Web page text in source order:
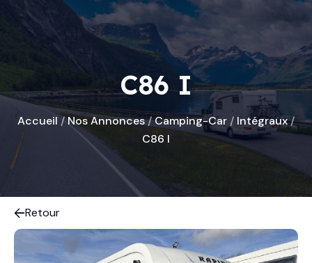
C86 I
Accueil /Nos Annonces/Camping-Car / Intégraux/
C86 I
Retour